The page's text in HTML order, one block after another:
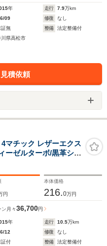
年 走行 7.9万km
09 修復
なし
証無 整備
法定整備付
川県高松市
積依頼
チック レザーエクス
ーゼルターボ/黒革シー
フ/7人乗り/360°カメ
スマートキー×2/
円
本体価格
216.0万円
ン 月々36,700円
年 走行 10.5万km
12 修復
なし
証付 整備
法定整備付